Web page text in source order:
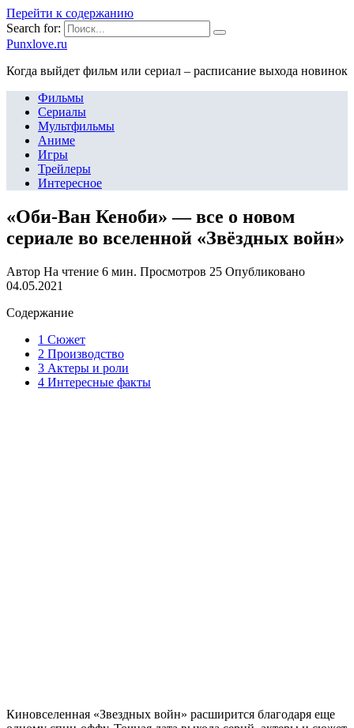
Перейти к содержанию
Search for:
Punxlove.ru
Когда выйдет фильм или сериал – расписание выхода новинок
Фильмы
Сериалы
Мультфильмы
Аниме
Игры
Трейлеры
Интересное
«Оби-Ван Кеноби» — все о новом
сериале во вселенной «Звёздных войн»
Автор На чтение 6 мин. Просмотров 25 Опубликовано
04.05.2021
Содержание
1 Сюжет
2 Производство
3 Актеры и роли
4 Интересные факты
Киновселенная «Звездных войн» расширится благодаря еще